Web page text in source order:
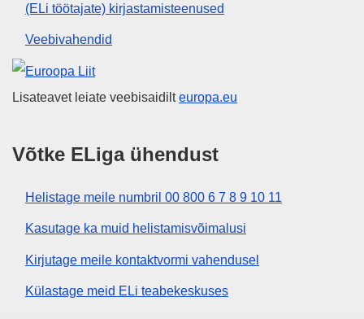
(ELi töötajate) kirjastamisteenused
Veebivahendid
Euroopa Liit
Lisateavet leiate veebisaidilteuropa.eu
Võtke ELiga ühendust
Helistage meile numbril 00 800 6 7 8 9 10 11
Kasutage ka muid helistamisvõimalusi
Kirjutage meile kontaktvormi vahendusel
Külastage meid ELi teabekeskuses